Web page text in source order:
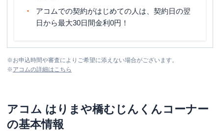
アコムでの契約がはじめての人は、契約日の翌
日から最大30日間金利0円！
※お申込時間や審査によりご希望に添えない場合がございます。
※アコムの詳細はこちら
アコム はりまや橋むじんくんコーナー
の基本情報